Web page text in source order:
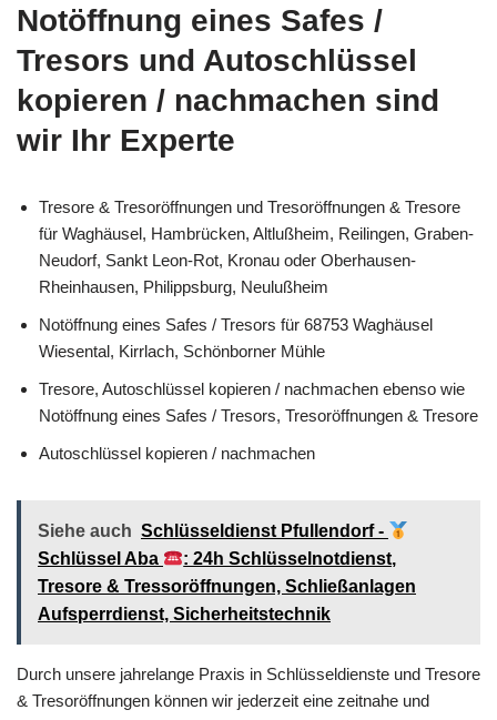
Notöffnung eines Safes /
Tresors und Autoschlüssel
kopieren / nachmachen sind
wir Ihr Experte
Tresore & Tresoröffnungen und Tresoröffnungen & Tresore
für Waghäusel, Hambrücken, Altlußheim, Reilingen, Graben-
Neudorf, Sankt Leon-Rot, Kronau oder Oberhausen-
Rheinhausen, Philippsburg, Neulußheim
Notöffnung eines Safes / Tresors für 68753 Waghäusel
Wiesental, Kirrlach, Schönborner Mühle
Tresore, Autoschlüssel kopieren / nachmachen ebenso wie
Notöffnung eines Safes / Tresors, Tresoröffnungen & Tresore
Autoschlüssel kopieren / nachmachen
Siehe auch Schlüsseldienst Pfullendorf -
Schlüssel Aba
: 24h Schlüsselnotdienst,
Tresore & Tressoröffnungen, Schließanlagen
Aufsperrdienst, Sicherheitstechnik
Durch unsere jahrelange Praxis in Schlüsseldienste und Tresore
& Tresoröffnungen können wir jederzeit eine zeitnahe und